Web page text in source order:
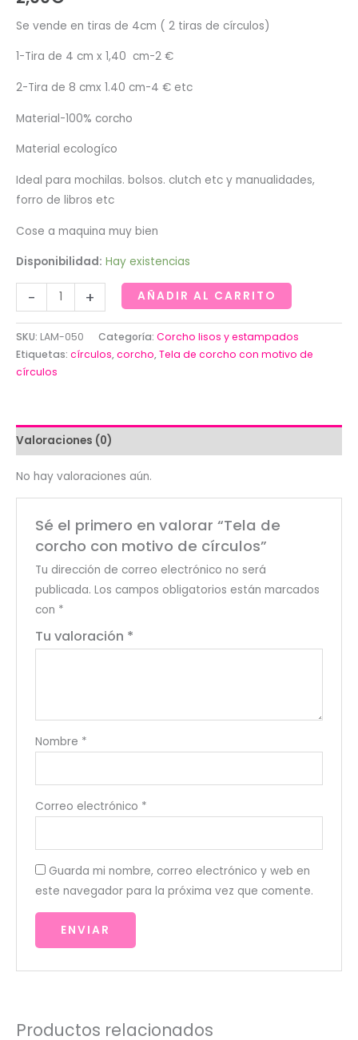
Se vende en tiras de 4cm ( 2 tiras de círculos)
1-Tira de 4 cm x 1,40 cm-2 €
2-Tira de 8 cmx 1.40 cm-4 € etc
Material-100% corcho
Material ecologíco
Ideal para mochilas. bolsos. clutch etc y manualidades,
forro de libros etc
Cose a maquina muy bien
Disponibilidad: Hay existencias
-
de
corcho
con
motivo
cantidad
+ AÑADIR AL CARRITO
SKU: LAM-050 Categoría: Corcho lisos y estampados
Etiquetas: círculos,corcho,Tela de corcho con motivo de
círculos
Valoraciones (0)
No hay valoraciones aún.
Sé el primero en valorar “Tela de
corcho con motivo de círculos”
Tu dirección de correo electrónico no será
publicada. Los campos obligatorios están marcados
con *
Tu valoración *
Nombre *
Correo electrónico *
Guarda mi nombre, correo electrónico y web en
este navegador para la próxima vez que comente.
Productos relacionados